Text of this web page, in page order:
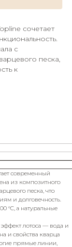
сочетает
с
песка,
к
современный
из композитного
песка, что
и долговечность.
°C, а натуральные
лотоса — вода и
и свойства кварца
прямые линии,